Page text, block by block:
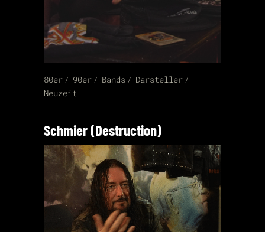
80er 90er Bands
Darsteller
Neuzeit
Schmier (Destruction)